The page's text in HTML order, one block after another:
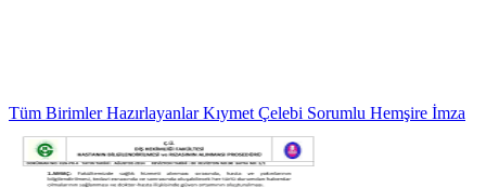
Tüm Birimler Hazırlayanlar Kıymet Çelebi Sorumlu Hemşire İmza